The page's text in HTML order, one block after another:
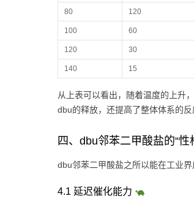
80 120
100 60
120 30
140 15
从上表可以看出，随着温度的上升
dbu的释放，还提高了整体体系的反
四、dbu邻苯二甲酸盐的“性
dbu邻苯二甲酸盐之所以能在工业
4.1 延迟催化能力